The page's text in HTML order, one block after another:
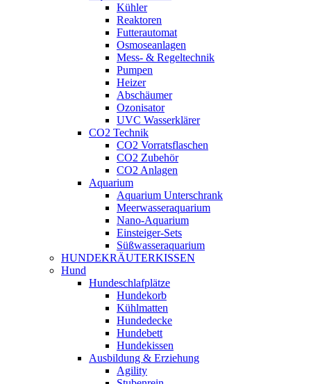
Kühler
Reaktoren
Futterautomat
Osmoseanlagen
Mess- & Regeltechnik
Pumpen
Heizer
Abschäumer
Ozonisator
UVC Wasserklärer
CO2 Technik
CO2 Vorratsflaschen
CO2 Zubehör
CO2 Anlagen
Aquarium
Aquarium Unterschrank
Meerwasseraquarium
Nano-Aquarium
Einsteiger-Sets
Süßwasseraquarium
HUNDEKRÄUTERKISSEN
Hund
Hundeschlafplätze
Hundekorb
Kühlmatten
Hundedecke
Hundebett
Hundekissen
Ausbildung & Erziehung
Agility